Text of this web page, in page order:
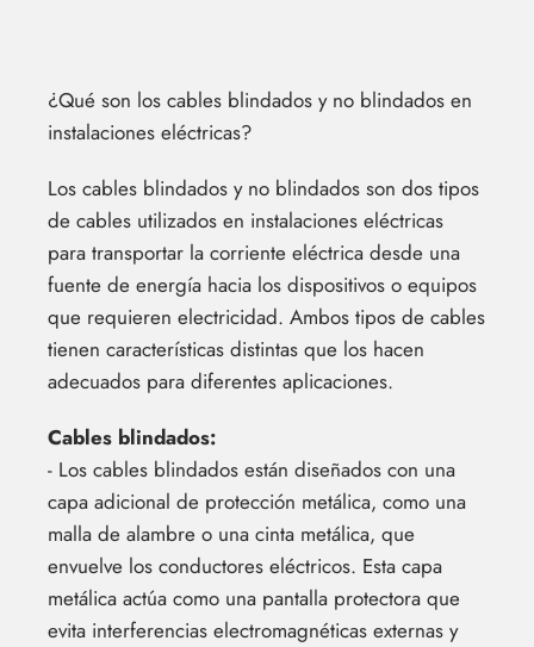
¿Qué son los cables blindados y no blindados en
instalaciones eléctricas?
Los cables blindados y no blindados son dos tipos
de cables utilizados en instalaciones eléctricas
para transportar la corriente eléctrica desde una
fuente de energía hacia los dispositivos o equipos
que requieren electricidad. Ambos tipos de cables
tienen características distintas que los hacen
adecuados para diferentes aplicaciones.
Cables blindados:
- Los cables blindados están diseñados con una
capa adicional de protección metálica, como una
malla de alambre o una cinta metálica, que
envuelve los conductores eléctricos. Esta capa
metálica actúa como una pantalla protectora que
evita interferencias electromagnéticas externas y